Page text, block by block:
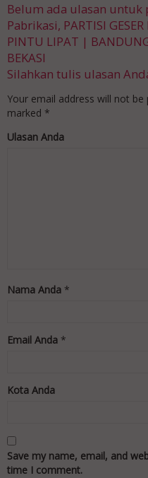
Belum ada ulasan untuk
Pabrikasi, PARTISI
PINTU LIPAT |
BEKASI
Silahkan tulis ulasan
Your email address will not be
marked *
Ulasan Anda
Nama Anda *
Email Anda *
Kota Anda
Save my name, email, and
time I comment.